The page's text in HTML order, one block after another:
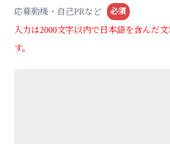
応募動機・自己PRなど 必須
入力は2000文字以内で日本語を含んだ
す。